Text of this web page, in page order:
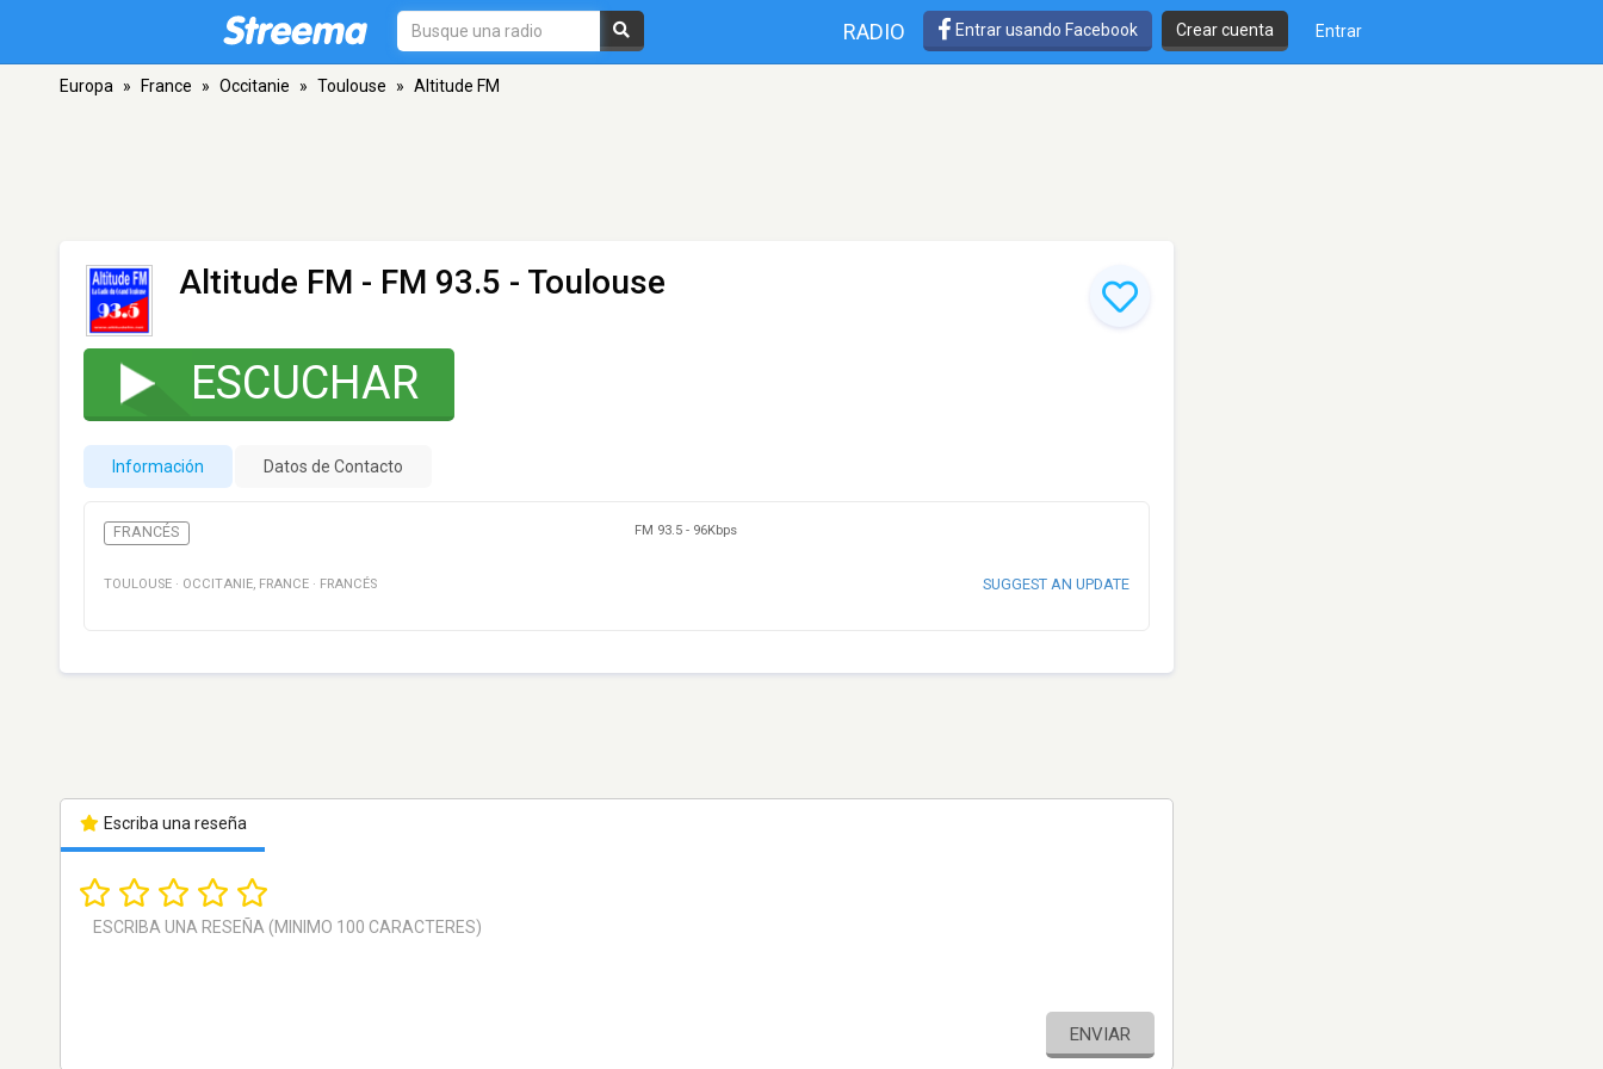
RADIO Entrar usando Facebook Crear cuenta Entrar
Europa » France » Occitanie » Toulouse » Altitude FM
Altitude FM - FM 93.5 - Toulouse
ESCUCHAR
Información Datos de Contacto
FRANCÉS FM 93.5 - 96Kbps
TOULOUSE · OCCITANIE, FRANCE · FRANCÉS SUGGEST AN UPDATE
Escriba una reseña
ENVIAR